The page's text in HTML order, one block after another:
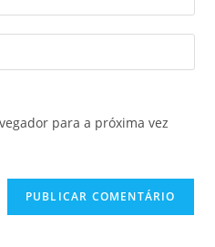
para a próxima vez